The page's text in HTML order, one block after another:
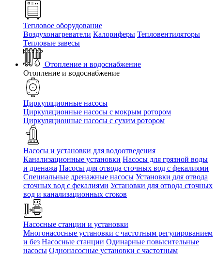
Тепловое оборудование
Воздухонагреватели Калориферы Тепловентиляторы
Тепловые завесы
Отопление и водоснабжение
Отопление и водоснабжение
Циркуляционные насосы
Циркуляционные насосы с мокрым ротором
Циркуляционные насосы с сухим ротором
Насосы и установки для водоотведения
Канализационные установки Насосы для грязной воды
и дренажа Насосы для отвода сточных вод c фекалиями
Специальные дренажные насосы Установки для отвода
сточных вод c фекалиями Установки для отвода сточных
вод и канализационных стоков
Насосные станции и установки
Многонасосные установки с частотным регулированием
и без Насосные станции Одинарные повысительные
насосы Однонасосные установки с частотным